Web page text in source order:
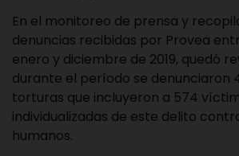
En el monitoreo de prensa y
denuncias recibidas por Provea
enero y diciembre de 2019, quedó
durante el período se denunciaron
torturas que incluyeron a 574
individualizadas de este delito
humanos.